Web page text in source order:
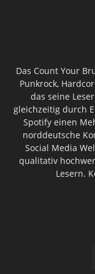
Das Count Your
Punkrock,
das seine
gleichzeitig durch
Spotify einen
norddeutsche
Social Media
qualitativ
Lesern.